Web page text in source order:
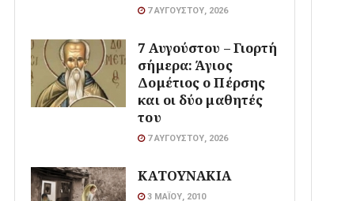
7 ΑΥΓΟΎΣΤΟΥ, 2026
7 Αυγούστου – Γιορτή
σήμερα: Άγιος
Δομέτιος ο Πέρσης
και οι δύο μαθητές
του
7 ΑΥΓΟΎΣΤΟΥ, 2026
ΚΑΤΟΥΝΑΚΙΑ
3 ΜΑΪ́ΟΥ, 2010